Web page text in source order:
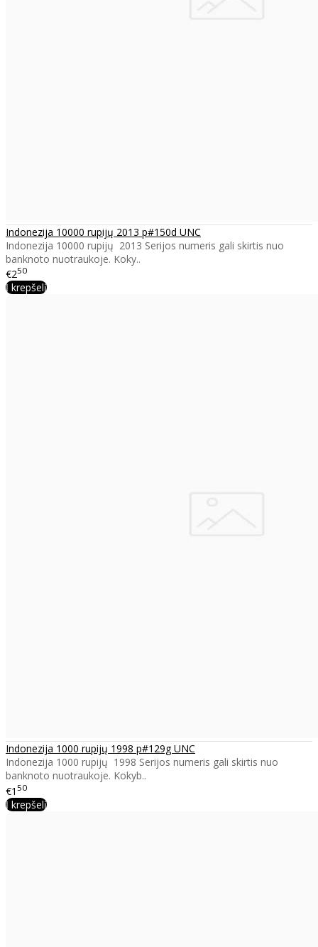
Indonezija 10000 rupijų 2013 p#150d UNC
Indonezija 10000 rupijų 2013 Serijos numeris gali skirtis nuo
banknoto nuotraukoje. Koky..
€250
Į krepšelį
Indonezija 1000 rupijų 1998 p#129g UNC
Indonezija 1000 rupijų 1998 Serijos numeris gali skirtis nuo
banknoto nuotraukoje. Kokyb..
€1 50
Į krepšelį